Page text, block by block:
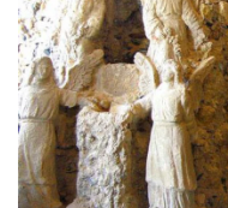
ഉപേക്ഷിച്ച്
ആവശ്യപ്പെട്ടിരുന്നു.
അമേരിക്കന്‍
പിന്‍വലിക്കുമെന്ന്
ട്രംപ്
ശക്തമാക്കുകയാണ്.